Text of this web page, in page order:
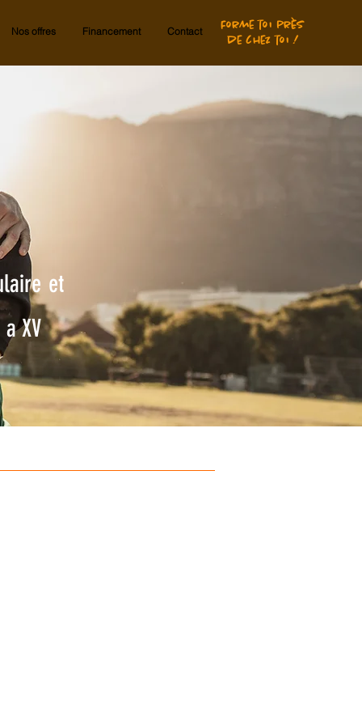
Nos offres Financement Contact
Forme toi près
de chez toi !
et
XV